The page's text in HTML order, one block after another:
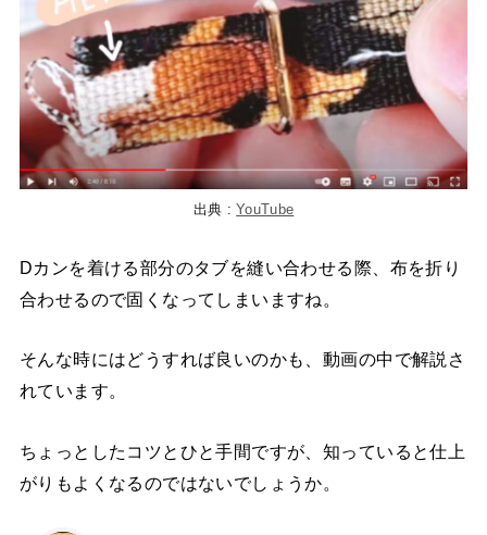
出典 :YouTube
Dカンを着ける部分のタブを縫い合わせる際、布を折り
合わせるので固くなってしまいますね。
そんな時にはどうすれば良いのかも、動画の中で解説さ
れています。
ちょっとしたコツとひと手間ですが、知っていると仕上
がりもよくなるのではないでしょうか。